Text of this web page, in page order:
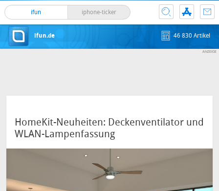
ifun iphone-ticker
ifun.de 46 830 Artikel
HomeKit-Neuheiten: Deckenventilator und
WLAN-Lampenfassung